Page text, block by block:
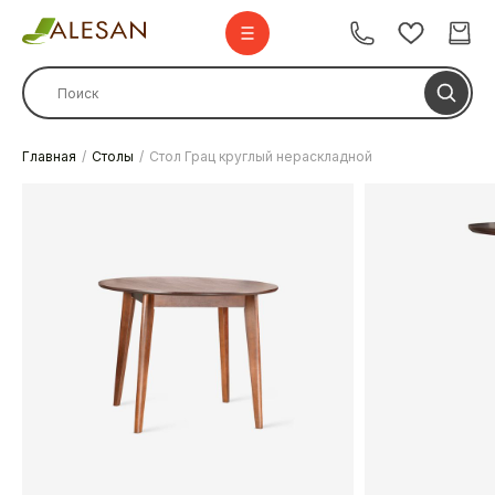
Столы
Комплекты
Главная Столы Стол Грац круглый нераскладной